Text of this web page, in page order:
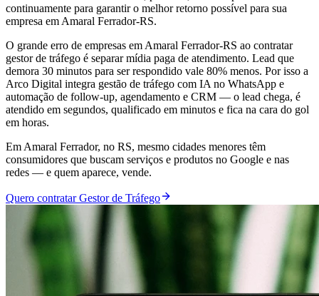
continuamente para garantir o melhor retorno possível para sua
empresa em Amaral Ferrador-RS.
O grande erro de empresas em Amaral Ferrador-RS ao contratar
gestor de tráfego é separar mídia paga de atendimento. Lead que
demora 30 minutos para ser respondido vale 80% menos. Por isso a
Arco Digital integra gestão de tráfego com IA no WhatsApp e
automação de follow-up, agendamento e CRM — o lead chega, é
atendido em segundos, qualificado em minutos e fica na cara do gol
em horas.
Em Amaral Ferrador, no RS, mesmo cidades menores têm
consumidores que buscam serviços e produtos no Google e nas
redes — e quem aparece, vende.
Quero contratar Gestor de Tráfego